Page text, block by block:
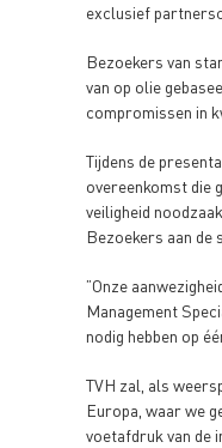
exclusief
Bezoekers van
van op olie
compromissen in
Tijdens de
overeenkomst die
veiligheid noodzaak
Bezoekers aan de
”Onze
Management
nodig hebben op
TVH zal, als
Europa, waar we
voetafdruk van de